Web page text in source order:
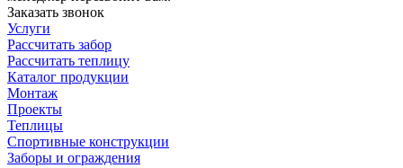
Заказать звонок
Услуги
Рассчитать забор
Рассчитать теплицу
Каталог продукции
Монтаж
Проекты
Теплицы
Спортивные конструкции
Заборы и ограждения